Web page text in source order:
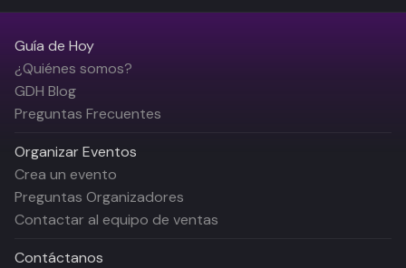
Guía de Hoy
¿Quiénes somos?
GDH Blog
Preguntas Frecuentes
Organizar Eventos
Crea un evento
Preguntas Organizadores
Contactar al equipo de ventas
Contáctanos